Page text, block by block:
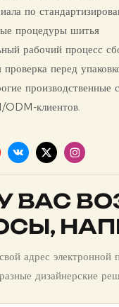
по
процедуры шитья
рабочий процесс
проверка перед
ODM-клиентов.
ВАС
адрес
дизайнерские